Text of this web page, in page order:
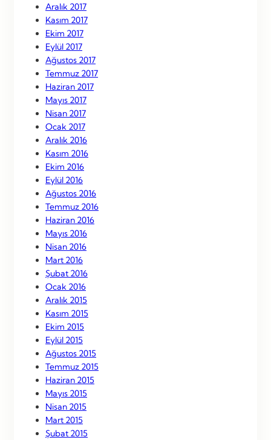
Aralık 2017
Kasım 2017
Ekim 2017
Eylül 2017
Ağustos 2017
Temmuz 2017
Haziran 2017
Mayıs 2017
Nisan 2017
Ocak 2017
Aralık 2016
Kasım 2016
Ekim 2016
Eylül 2016
Ağustos 2016
Temmuz 2016
Haziran 2016
Mayıs 2016
Nisan 2016
Mart 2016
Şubat 2016
Ocak 2016
Aralık 2015
Kasım 2015
Ekim 2015
Eylül 2015
Ağustos 2015
Temmuz 2015
Haziran 2015
Mayıs 2015
Nisan 2015
Mart 2015
Şubat 2015